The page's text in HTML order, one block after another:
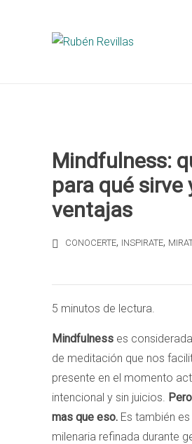
Mindfulness:
para qué sirve
ventajas
CONOCERTE, INSPIRATE,
5 minutos de lectura.
Mindfulness es
de meditación que nos
presente en el momento
intencional y sin juicios.
mas que eso. Es también
milenaria refinada durante